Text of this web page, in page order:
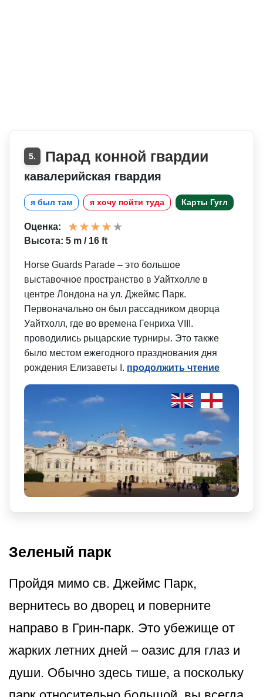
5. Парад конной гвардии
кавалерийская гвардия
я был там я хочу пойти туда Карты Гугл
Оценка:
Высота: 5 m / 16 ft
Horse Guards Parade – это большое
выставочное пространство в Уайтхолле в
центре Лондона на ул. Джеймс Парк.
Первоначально он был рассадником дворца
Уайтхолл, где во времена Генриха VIII.
проводились рыцарские турниры. Это также
было местом ежегодного празднования дня
рождения Елизаветы I. продолжить чтение
Зеленый парк
Пройдя мимо св. Джеймс Парк,
вернитесь во дворец и поверните
направо в Грин-парк. Это убежище от
жарких летних дней – оазис для глаз и
души. Обычно здесь тише, а поскольку